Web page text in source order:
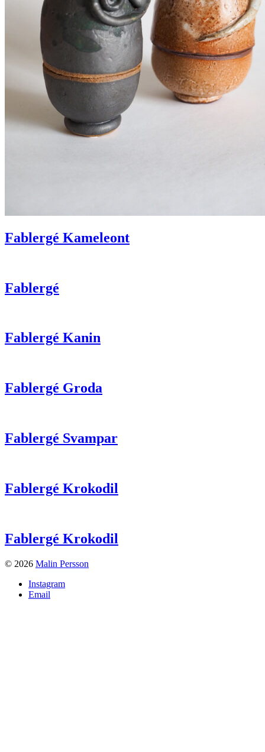
Fablergé Kameleont
Fablergé
Fablergé Kanin
Fablergé Groda
Fablergé Svampar
Fablergé Krokodil
Fablergé Krokodil
© 2026 Malin Persson
Instagram
Email